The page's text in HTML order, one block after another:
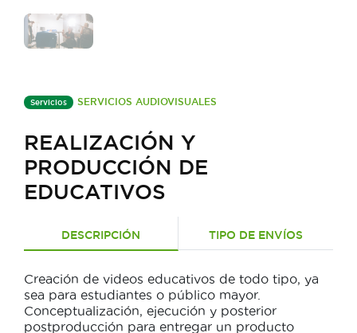
Servicios SERVICIOS AUDIOVISUALES
REALIZACIÓN Y
PRODUCCIÓN DE
EDUCATIVOS
DESCRIPCIÓN TIPO DE ENVÍOS
Creación de videos educativos de todo tipo, ya
sea para estudiantes o público mayor.
Conceptualización, ejecución y posterior
postproducción para entregar un producto